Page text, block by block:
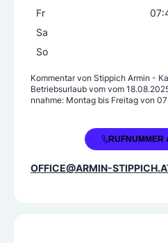
Fr
Sa
So
Kommentar von Stippich Armin -
Betriebsurlaub vom vom
nnahme: Montag bis Freitag von
+43 4223 29166RUFNUMMER
OFFICE@ARMIN-